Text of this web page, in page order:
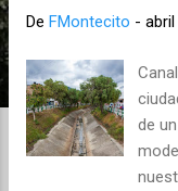
De FMontecito -
de